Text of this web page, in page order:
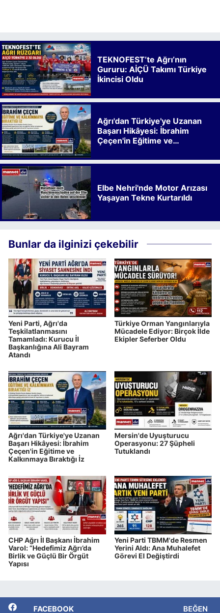
TEKNOFEST’te Ağrı’nın
Gururu: AİÇÜ Takımı Türkiye
İkincisi Oldu
Ağrı'dan Türkiye'ye Uzanan
Başarı Hikâyesi: İbrahim
Çeçen'in Eğitime ve
Elbe Nehri'nde Motor Arızası
Yaşayan Tekne Kurtarıldı
Bunlar da ilginizi çekebilir
Yeni Parti, Ağrı'da
Teşkilatlanmasını
Tamamladı: Kurucu İl
Başkanlığına Ali Bayram
Atandı
Türkiye Orman Yangınlarıyla
Mücadele Ediyor: Birçok İlde
Ekipler Seferber Oldu
Ağrı'dan Türkiye'ye Uzanan
Başarı Hikâyesi: İbrahim
Çeçen'in Eğitime ve
Kalkınmaya Bıraktığı İz
Mersin'de Uyuşturucu
Operasyonu: 27 Şüpheli
Tutuklandı
CHP Ağrı İl Başkanı İbrahim
Varol: “Hedefimiz Ağrı’da
Birlik ve Güçlü Bir Örgüt
Yapısı
Yeni Parti TBMM'de Resmen
Yerini Aldı: Ana Muhalefet
Görevi El Değiştirdi
FACEBOOK BEĞEN